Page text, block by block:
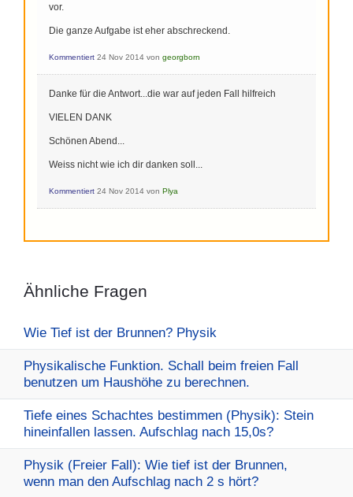
vor.
Die ganze Aufgabe ist eher abschreckend.
Kommentiert 24 Nov 2014 von georgborn
Danke für die Antwort...die war auf jeden Fall hilfreich
VIELEN DANK
Schönen Abend...
Weiss nicht wie ich dir danken soll...
Kommentiert 24 Nov 2014 von Plya
Ähnliche Fragen
Wie Tief ist der Brunnen? Physik
Physikalische Funktion. Schall beim freien Fall
benutzen um Haushöhe zu berechnen.
Tiefe eines Schachtes bestimmen (Physik): Stein
hineinfallen lassen. Aufschlag nach 15,0s?
Physik (Freier Fall): Wie tief ist der Brunnen,
wenn man den Aufschlag nach 2 s hört?